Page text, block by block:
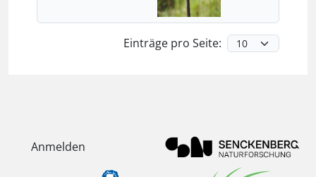
Einträge pro Seite:
Anmelden